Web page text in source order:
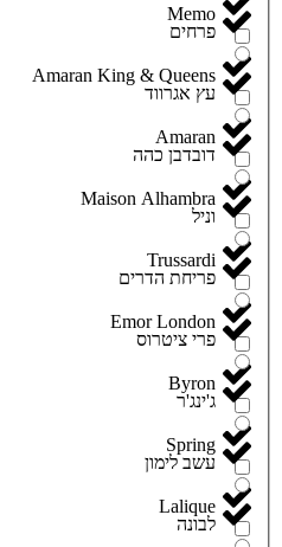
Memo
Amaran King & Queens
Amaran
Maison Alhambra
Trussardi
Emor London
Byron
Spring
Lalique
פרחים
עץ אגרווד
דובדבן כהה
וניל
פריחת הדרים
פרי ציטרוס
ג'ינג'ר
עשב לימון
לבונה